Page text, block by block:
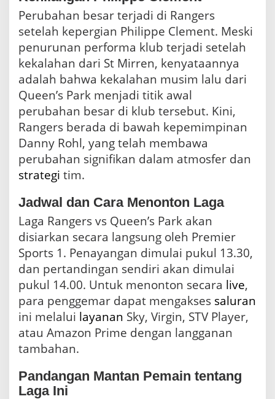
Perubahan besar terjadi di Rangers
setelah kepergian Philippe Clement. Meski
penurunan performa klub terjadi setelah
kekalahan dari St Mirren, kenyataannya
adalah bahwa kekalahan musim lalu dari
Queen’s Park menjadi titik awal
perubahan besar di klub tersebut. Kini,
Rangers berada di bawah kepemimpinan
Danny Rohl, yang telah membawa
perubahan signifikan dalam atmosfer dan
strategi tim.
Jadwal dan Cara Menonton Laga
Laga Rangers vs Queen’s Park akan
disiarkan secara langsung oleh Premier
Sports 1. Penayangan dimulai pukul 13.30,
dan pertandingan sendiri akan dimulai
pukul 14.00. Untuk menonton secara live,
para penggemar dapat mengakses saluran
ini melalui layanan Sky, Virgin, STV Player,
atau Amazon Prime dengan langganan
tambahan.
Pandangan Mantan Pemain tentang
Laga Ini